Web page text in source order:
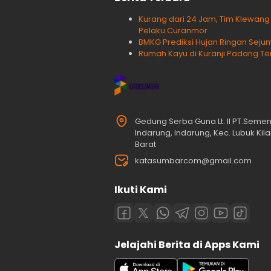
Kurang dari 24 Jam, Tim
Pelaku Curanmor
BMKG Prediksi Hujan Ringan
Rumah Kayu di Kuranji Padang
Gedung Serba Guna Lt. II
Indarung, Indarung, Kec. Lubuk
Barat
katasumbarcom@gmail.com
Ikuti Kami
Jelajahi Berita di Apps Kami